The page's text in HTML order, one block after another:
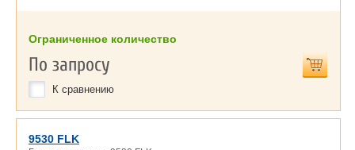
Ограниченное количество
По запросу
К сравнению
9530 FLK